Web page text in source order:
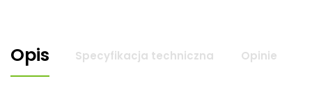
Opis Specyfikacja techniczna Opinie